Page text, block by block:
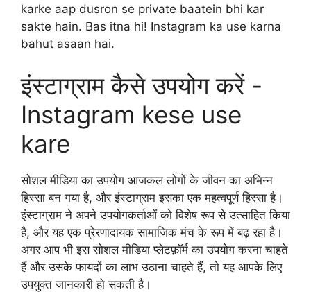
karke aap dusron se private baatein bhi kar
sakte hain. Bas itna hi! Instagram ka use karna
bahut asaan hai.
इंस्टाग्राम कैसे उपयोग करें -
Instagram kese use
kare
सोशल मीडिया का उपयोग आजकल लोगों के जीवन का अभिन्न
हिस्सा बन गया है, और इंस्टाग्राम इसका एक महत्वपूर्ण हिस्सा है।
इंस्टाग्राम ने अपने उपयोगकर्ताओं को विशेष रूप से उत्साहित किया
है, और यह एक प्रेरणादायक सामाजिक मंच के रूप में बढ़ रहा है।
अगर आप भी इस सोशल मीडिया प्लेटफ़ॉर्म का उपयोग करना चाहते
हैं और उसके फायदों का लाभ उठाना चाहते हैं, तो यह आपके लिए
उपयुक्त जानकारी हो सकती है।